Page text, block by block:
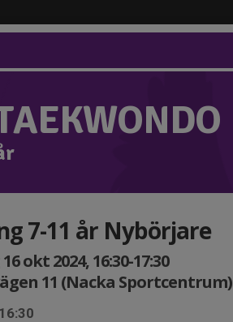
7-11 år Nybörjare
okt 2024, 16:30-17:30
11 (Nacka Sportcentrum)